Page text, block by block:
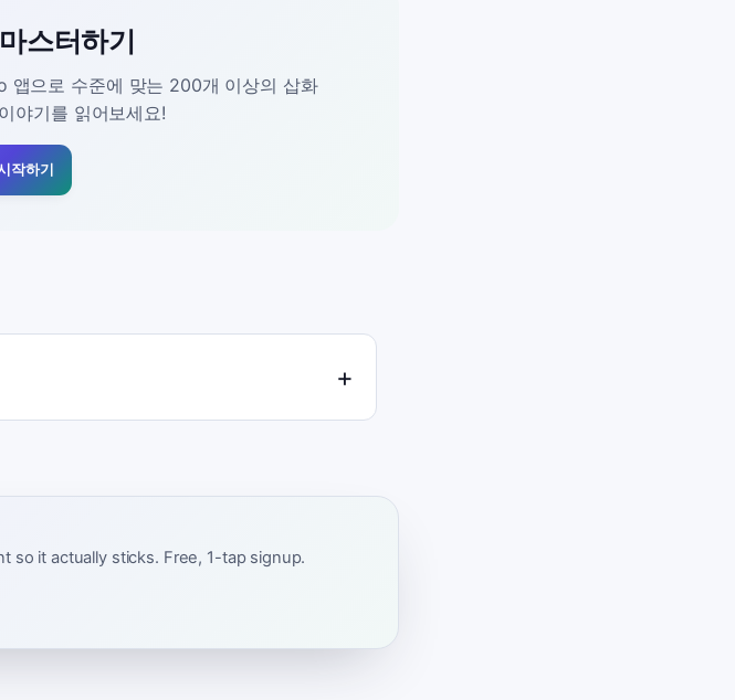
스터하기
앱으로 수준에 맞는 200개 이상의 삽화
야기를 읽어보세요!
작하기
so it actually sticks. Free, 1-tap signup.